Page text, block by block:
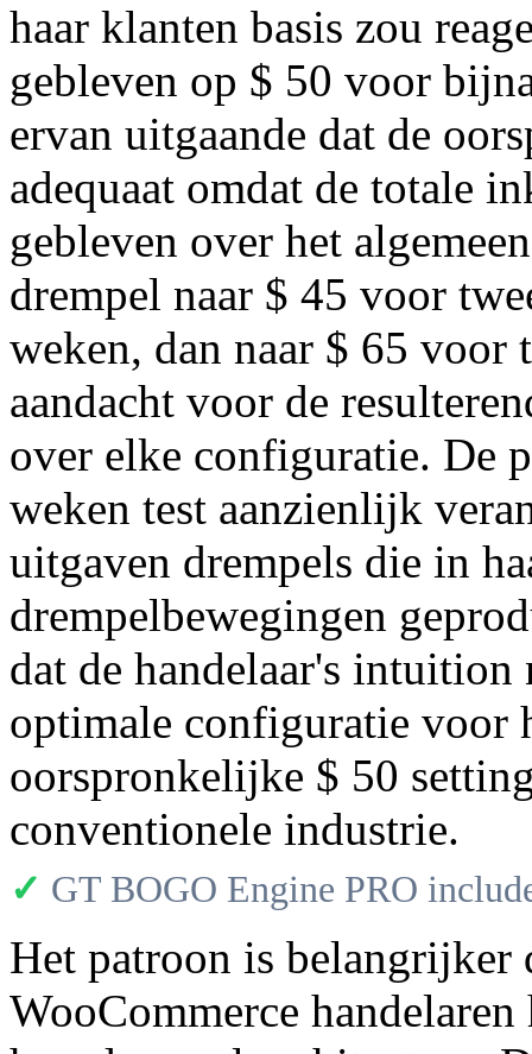
haar klanten basis zou
gebleven op $ 50 voor
ervan uitgaande dat de
adequaat omdat de totale
gebleven over het
drempel naar $ 45 voor
weken, dan naar $ 65 voor
aandacht voor de
over elke configuratie. De
weken test aanzienlijk
uitgaven drempels die in
drempelbewegingen
dat de handelaar's
optimale configuratie voor
oorspronkelijke $ 50
conventionele industrie.
✓ GT BOGO Engine PRO
Het patroon is belangrijker
WooCommerce